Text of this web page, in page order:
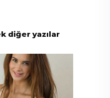
diğer yazılar